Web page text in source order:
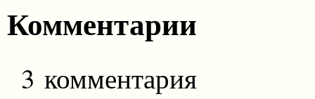
Комментарии
3 комментария